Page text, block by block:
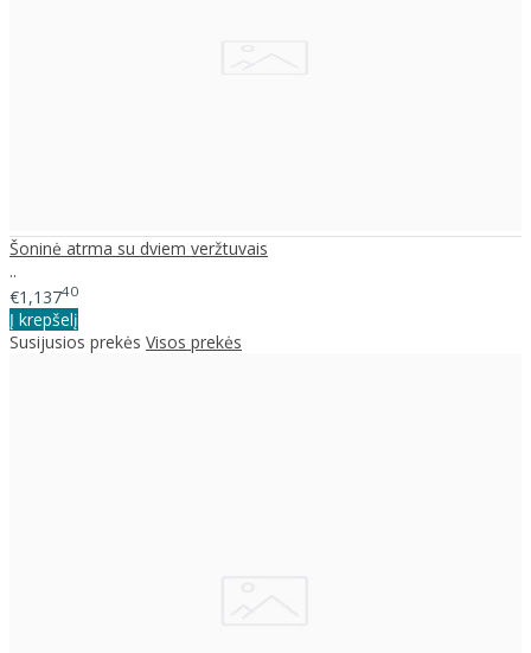
Šoninė atrma su dviem veržtuvais
..
€1,13740
Į krepšelį
Susijusios prekės Visos prekės